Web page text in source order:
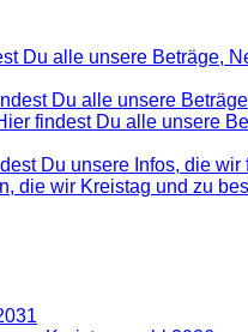
Du alle unsere Beträge,
Du alle unsere
findest Du alle unsere
Du unsere Infos, die
die wir Kreistag und zu